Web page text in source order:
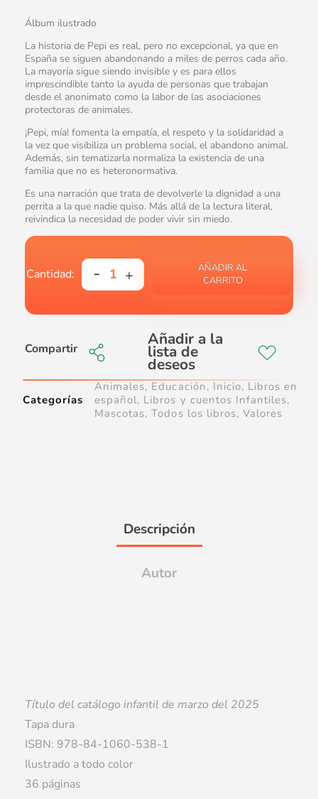
Álbum ilustrado
La historia de Pepi es real, pero no excepcional, ya que en
España se siguen abandonando a miles de perros cada año.
La mayoría sigue siendo invisible y es para ellos
imprescindible tanto la ayuda de personas que trabajan
desde el anonimato como la labor de las asociaciones
protectoras de animales.
¡Pepi, mía! fomenta la empatía, el respeto y la solidaridad a
la vez que visibiliza un problema social, el abandono animal.
Además, sin tematizarla normaliza la existencia de una
familia que no es heteronormativa.
Es una narración que trata de devolverle la dignidad a una
perrita a la que nadie quiso. Más allá de la lectura literal,
reivindica la necesidad de poder vivir sin miedo.
AÑADIR AL
CARRITO
Compartir
Categorías
Animales, Educación, Inicio, Libros en
español, Libros y cuentos Infantiles,
Mascotas,Todos los libros, Valores
Descripción
Autor
Título del catálogo infantil de marzo del 2025
Tapa dura
ISBN: 978-84-1060-538-1
Ilustrado a todo color
36 páginas